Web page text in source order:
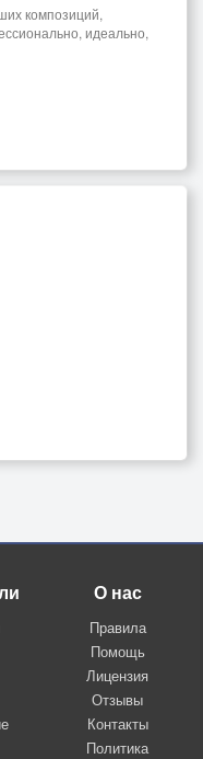
композиций,
идеально,
О нас
Правила
Помощь
Лицензия
Отзывы
Контакты
Политика